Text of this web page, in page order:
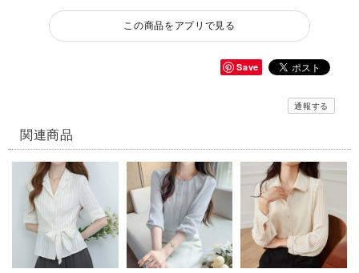
この商品をアプリで見る
Save
通報する
関連商品